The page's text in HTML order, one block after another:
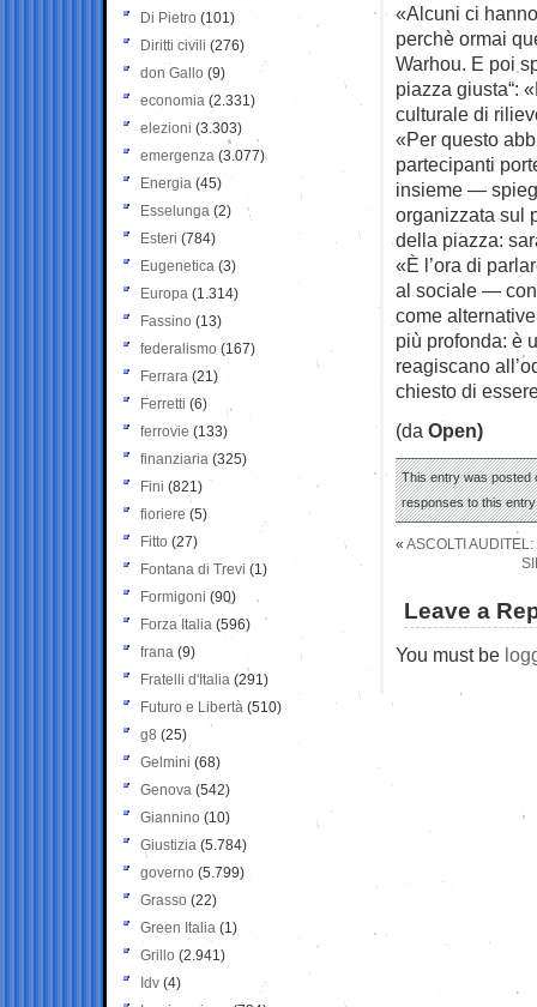
«Alcuni ci
perchè ormai
Warhou. E poi
piazza giusta“:
culturale di
«Per questo
partecipanti
insieme —
organizzata sul
della piazza:
«È l’ora di
al sociale —
come
più profonda: è
reagiscano
chiesto di
(da Open)
This entry was posted
responses to this
« ASCOLTI
Leave a
You must be
Di Pietro (101)
Diritti civili (276)
don Gallo (9)
economia (2.331)
elezioni (3.303)
emergenza (3.077)
Energia (45)
Esselunga (2)
Esteri (784)
Eugenetica (3)
Europa (1.314)
Fassino (13)
federalismo (167)
Ferrara (21)
Ferretti (6)
ferrovie (133)
finanziaria (325)
Fini (821)
fioriere (5)
Fitto (27)
Fontana di Trevi (1)
Formigoni (90)
Forza Italia (596)
frana (9)
Fratelli d'Italia (291)
Futuro e Libertà (510)
g8 (25)
Gelmini (68)
Genova (542)
Giannino (10)
Giustizia (5.784)
governo (5.799)
Grasso (22)
Green Italia (1)
Grillo (2.941)
Idv (4)